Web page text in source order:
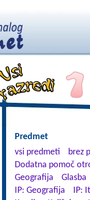
Predmet
vsi predmeti
brez
Dodatna pomoč
Geografija
Glasba
IP: Geografija
IP: